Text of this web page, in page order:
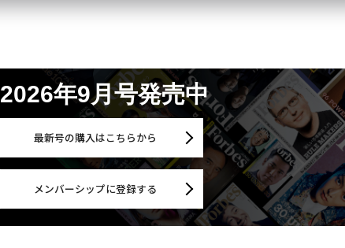
2026年9月号発売中
最新号の購入はこちらから
メンバーシップに登録する